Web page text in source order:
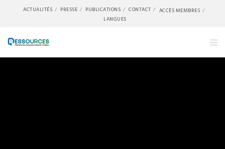
ACTUALITÉS PRESSE PUBLICATIONS CONTACT
ACCÈS MEMBRES
LANGUES